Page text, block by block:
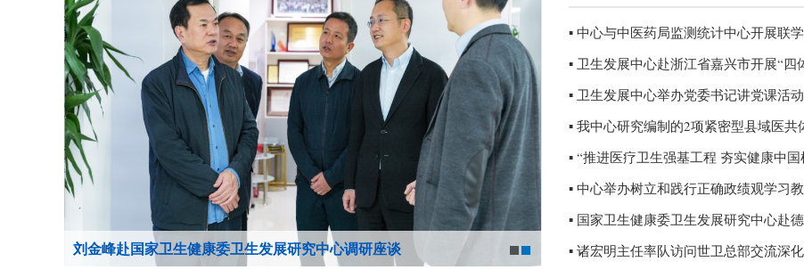
刘金峰赴国家卫生健康委卫生发展研究中心调研座谈
▪ 卫生发展中心举办党委书记讲党课活动